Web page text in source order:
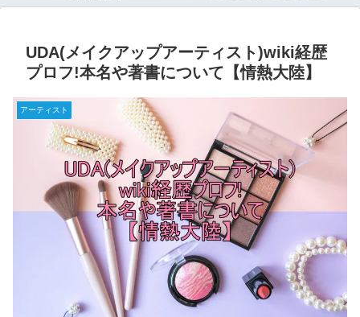
UDA(メイクアップアーティスト)wiki経歴
プロフ!本名や著書について【情熱大陸】
アーティスト